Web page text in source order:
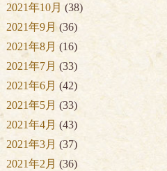
2021年10月 (38)
2021年9月 (36)
2021年8月 (16)
2021年7月 (33)
2021年6月 (42)
2021年5月 (33)
2021年4月 (43)
2021年3月 (37)
2021年2月 (36)